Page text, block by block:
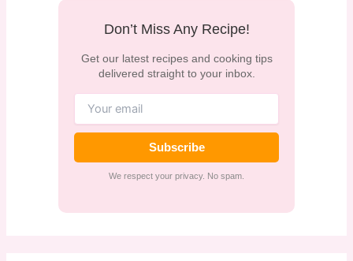
Don’t Miss Any Recipe!
Get our latest recipes and cooking tips
delivered straight to your inbox.
Subscribe
We respect your privacy. No spam.